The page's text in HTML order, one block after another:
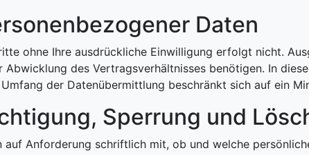
Daten
ohne Ihre ausdrückliche Einwilligung erfolgt nicht.
des Vertragsverhältnisses benötigen. In
der Datenübermittlung beschränkt sich auf ein
Sperrung und
Anforderung schriftlich mit, ob und welche